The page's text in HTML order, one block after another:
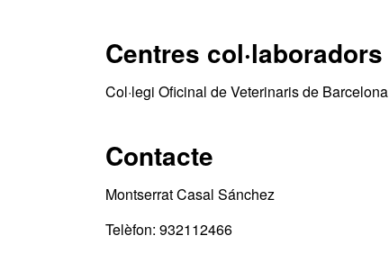
Centres col·laboradors
Col·legi Oficinal de Veterinaris de Barcelona
Contacte
Montserrat Casal Sánchez
Telèfon: 932112466